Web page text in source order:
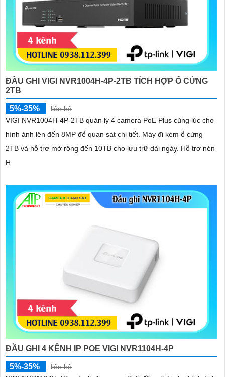
ĐẦU GHI VIGI NVR1004H-4P-2TB TÍCH HỢP Ổ CỨNG
2TB
5%-35%
liên hệ
VIGI NVR1004H-4P-2TB quản lý 4 camera PoE Plus cùng lúc cho
hình ảnh lên đến 8MP để quan sát chi tiết. Máy đi kèm ổ cứng
2TB và hỗ trợ mở rộng đến 10TB cho lưu trữ dài ngày. Hỗ trợ nén
H
ĐẦU GHI 4 KÊNH IP POE VIGI NVR1104H-4P
5%-35%
liên hệ